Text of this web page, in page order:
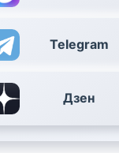
Telegram
Дзен